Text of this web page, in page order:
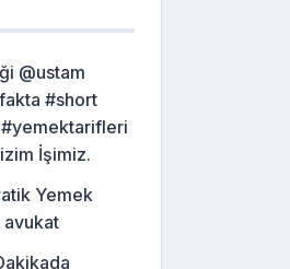
@ustam
#short
İşimiz.
Yemek
avukat